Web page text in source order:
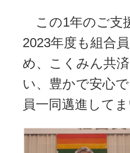
この1年のご支
2023年度も組合
め、こくみん共済
い、豊かで安心
員一同邁進してま